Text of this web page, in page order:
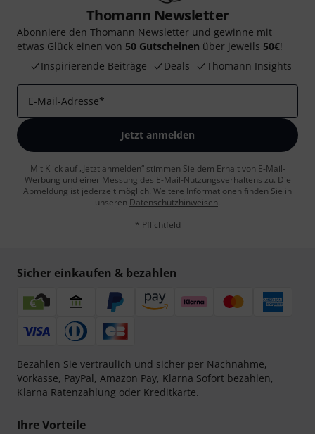
Thomann Newsletter
Abonniere den Thomann Newsletter und gewinne mit
etwas Glück einen von 50 Gutscheinen über jeweils 50€!
Inspirierende Beiträge
Deals Thomann Insights
E-Mail-Adresse*
Jetzt anmelden
Mit Klick auf „Jetzt anmelden“ stimmen Sie dem Erhalt von E-Mail-
Werbung und einer Messung des E-Mail-Nutzungsverhaltens zu. Die
Abmeldung ist jederzeit möglich. Weitere Informationen finden Sie in
unseren Datenschutzhinweisen.
* Pflichtfeld
Sicher einkaufen & bezahlen
Bezahlen Sie vertraulich und sicher per Nachnahme,
Vorkasse, PayPal, Amazon Pay, Klarna Sofort bezahlen,
Klarna Ratenzahlung oder Kreditkarte.
Ihre Vorteile